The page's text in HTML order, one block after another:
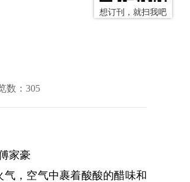
数：305
家豪
，空气中裹着酸酸的醋味和
想订刊，就扫我吧